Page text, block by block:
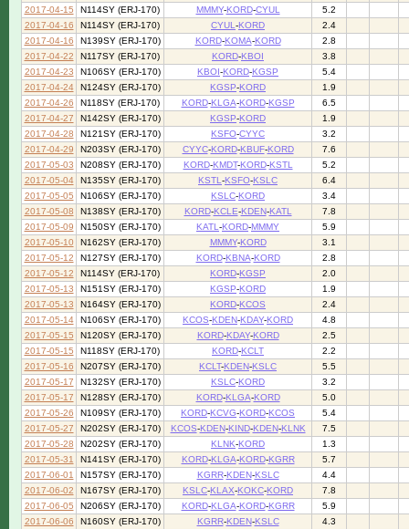
2017-04-15
N114SY (ERJ-170) MMMY-KORD-CYUL
5.2
2017-04-16
N114SY (ERJ-170) CYUL -KORD
2.4
2017-04-16
N139SY (ERJ-170) KORD-KOMA-KORD
2.8
2017-04-22
N117SY (ERJ-170) KORD-KBOI
3.8
2017-04-23
N106SY (ERJ-170) KBOI-KORD-KGSP
5.4
2017-04-24
N124SY (ERJ-170) KGSP-KORD
1.9
2017-04-26
N118SY (ERJ-170) KORD-KLGA-KORD-KGSP
6.5
2017-04-27
N142SY (ERJ-170) KGSP-KORD
1.9
2017-04-28
N121SY (ERJ-170) KSFO-CYYC
3.2
2017-04-29
N203SY (ERJ-170) CYYC-KORD-KBUF-KORD
7.6
2017-05-03
N208SY (ERJ-170) KORD-KMDT-KORD-KSTL
5.2
2017-05-04
N135SY (ERJ-170) KSTL -KSFO-KSLC
6.4
2017-05-05
N106SY (ERJ-170) KSLC-KORD
3.4
2017-05-08
N138SY (ERJ-170) KORD-KCLE-KDEN-KATL
7.8
2017-05-09
N150SY (ERJ-170) KATL -KORD-MMMY
5.9
2017-05-10
N162SY (ERJ-170) MMMY-KORD
3.1
2017-05-12
N127SY (ERJ-170) KORD-KBNA-KORD
2.8
2017-05-12
N114SY (ERJ-170) KORD-KGSP
2.0
2017-05-13
N151SY (ERJ-170) KGSP-KORD
1.9
2017-05-13
N164SY (ERJ-170) KORD-KCOS
2.4
2017-05-14
N106SY (ERJ-170) KCOS-KDEN-KDAY-KORD
4.8
2017-05-15
N120SY (ERJ-170) KORD-KDAY-KORD
2.5
2017-05-15
N118SY (ERJ-170) KORD-KCLT
2.2
2017-05-16
N207SY (ERJ-170) KCLT-KDEN-KSLC
5.5
2017-05-17
N132SY (ERJ-170) KSLC-KORD
3.2
2017-05-17
N128SY (ERJ-170) KORD-KLGA-KORD
5.0
2017-05-26
N109SY (ERJ-170) KORD-KCVG-KORD-KCOS
5.4
2017-05-27
N202SY (ERJ-170) KCOS-KDEN-KIND-KDEN-KLNK
7.5
2017-05-28
N202SY (ERJ-170) KLNK-KORD
1.3
2017-05-31
N141SY (ERJ-170) KORD-KLGA-KORD-KGRR
5.7
2017-06-01
N157SY (ERJ-170) KGRR-KDEN-KSLC
4.4
2017-06-02
N167SY (ERJ-170) KSLC-KLAX-KOKC-KORD
7.8
2017-06-05
N206SY (ERJ-170) KORD-KLGA-KORD-KGRR
5.9
2017-06-06
N160SY (ERJ-170) KGRR-KDEN-KSLC
4.3